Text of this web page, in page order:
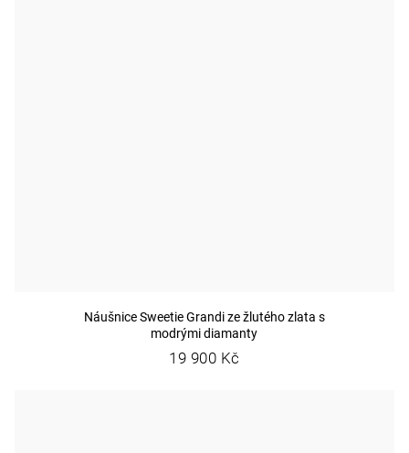
Náušnice Sweetie Grandi ze žlutého zlata s
modrými diamanty
19 900 Kč